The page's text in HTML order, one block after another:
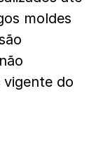
moldes
vigente do